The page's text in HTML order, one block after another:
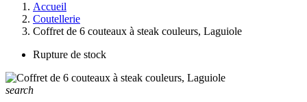
Accueil
Coutellerie
Coffret de 6 couteaux à steak couleurs, Laguiole
Rupture de stock
search